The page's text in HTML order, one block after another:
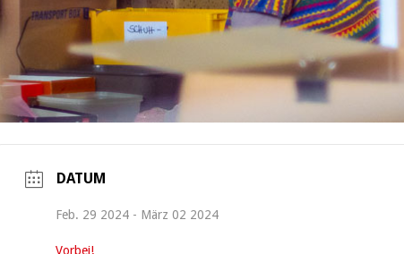
DATUM
Feb. 29 2024- März 02 2024
Vorbei!